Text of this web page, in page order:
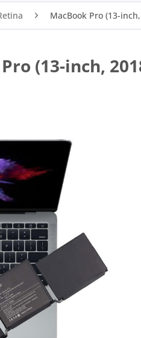
MacBook Pro (13-
(13-inch,